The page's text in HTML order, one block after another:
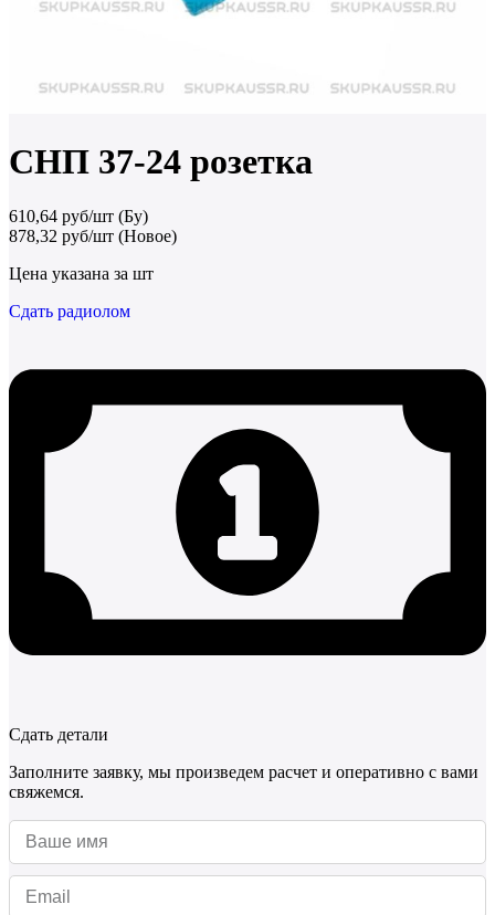
СНП 37-24 розетка
610,64 руб/шт (Бу)
878,32 руб/шт (Новое)
Цена указана за шт
Сдать радиолом
Сдать детали
Заполните заявку, мы произведем расчет и оперативно с вами
свяжемся.